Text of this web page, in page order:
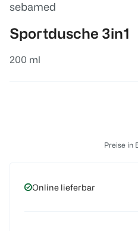
sebamed
Sportdusche 3in1
200 ml
Preise in
Online lieferbar